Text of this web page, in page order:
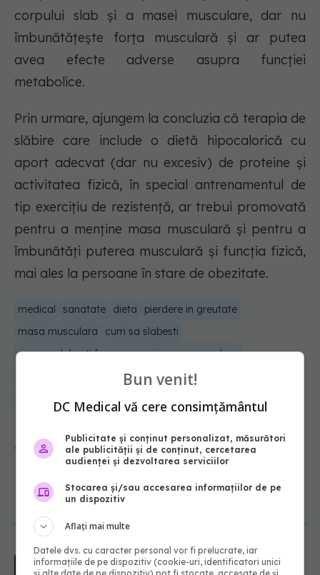
corpului slab și a masei musculare, dar nu
îmbunătățește forța musculară și ar putea
avea efecte adverse asupra funcției
metabolice.
Prin urmare, ajungem la concluzia că terapia de
slăbire care include o dietă hipocalorică cu
aport adecvat (dar nu excesiv) de proteine și
activitatea fizică, în special antrenamentul de
tip exercițiu de rezistență, ar trebui promovată
pentru a menține masa musculară și pentru a
îmbunătăți puterea musculară și funcția fizică,
mai ales la persoane în stare de obezitate.
medical sanatate dieta
pierdere in greutate
masa musculara
cum sa slabesti
cum sa slabesti fara sa scazi masa musculara
dieta masa musculara
Urmărește-ne și pe Google News -
abonează‑te!
Ce spune culoarea ta preferată
Bun venit!
DC Medical vă cere consimțământul
Publicitate și conținut personalizat, măsurători
ale publicității și de conținut, cercetarea
audienței și dezvoltarea serviciilor
Stocarea și/sau accesarea informațiilor de pe
un dispozitiv
Aflați mai multe
Datele dvs. cu caracter personal vor fi prelucrate, iar
informațiile de pe dispozitiv (cookie-uri, identificatori unici